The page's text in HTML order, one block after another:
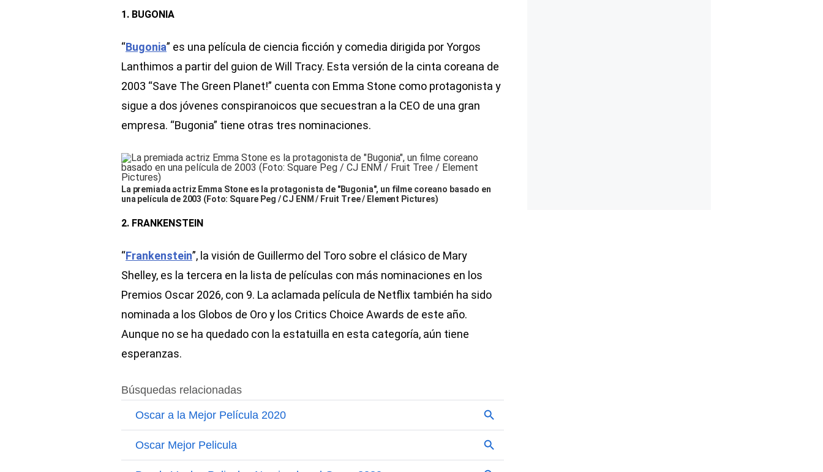
1. BUGONIA
“Bugonia” es una película de ciencia ficción y comedia dirigida por Yorgos
Lanthimos a partir del guion de Will Tracy. Esta versión de la cinta coreana de
2003 “Save The Green Planet!” cuenta con Emma Stone como protagonista y
sigue a dos jóvenes conspiranoicos que secuestran a la CEO de una gran
empresa. “Bugonia” tiene otras tres nominaciones.
La premiada actriz Emma Stone es la protagonista de "Bugonia", un filme coreano basado en
una película de 2003 (Foto: Square Peg / CJ ENM / Fruit Tree / Element Pictures)
2. FRANKENSTEIN
“Frankenstein”, la visión de Guillermo del Toro sobre el clásico de Mary
Shelley, es la tercera en la lista de películas con más nominaciones en los
Premios Oscar 2026, con 9. La aclamada película de Netflix también ha sido
nominada a los Globos de Oro y los Critics Choice Awards de este año.
Aunque no se ha quedado con la estatuilla en esta categoría, aún tiene
esperanzas.